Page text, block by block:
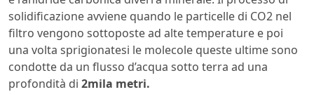
solidificazione avviene quando le particelle di CO2 nel
filtro vengono sottoposte ad alte temperature e poi
una volta sprigionatesi le molecole queste ultime sono
condotte da un flusso d’acqua sotto terra ad una
profondità di 2mila metri.